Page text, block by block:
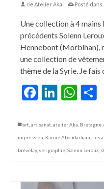
de Atelier Aka | Posté dans :
Une collection à 4 mains
précédents Solenn
Hennebont (Morbihan),
une collection de
thème de la Syrie. Je fais
Facebook
art artisanat atelier Aka Bretagne
impression Karine Aboudarham Les
brévelay, sérigraphie Solenn Leroux